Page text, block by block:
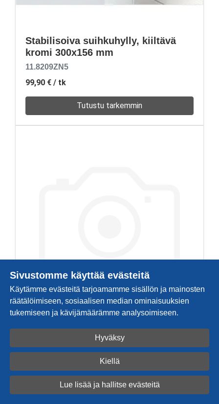
Stabilisoiva suihkuhylly, kiiltävä
kromi 300x156 mm
11.8209ZN5
99,90 € / tk
Tutustu tarkemmin
Ovennuppi, kaksipuolinen,
46x28x30mm kiiltävä kromi
50,20 €/ tk
Tutustu tarkemmin
Sivustomme käyttää evästeitä
Käytämme evästeitä tarjoamamme sisällön ja mainosten
räätälöimiseen, sosiaalisen median ominaisuuksien
tukemiseen ja kävijämäärämme analysoimiseen.
Hyväksy
Kiellä
Lue lisää ja hallitse evästeitä